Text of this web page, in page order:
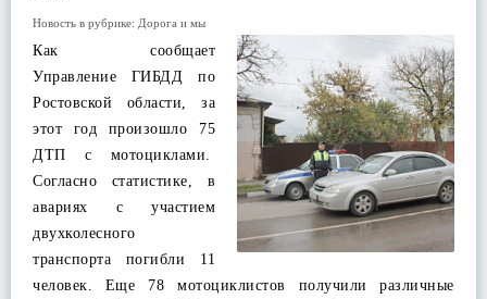
Новость в рубрике: Дорога и мы
Как сообщает
Управление ГИБДД по
Ростовской области, за
этот год произошло 75
ДТП с мотоциклами.
Согласно статистике, в
авариях с участием
двухколесного
транспорта погибли 11
человек. Еще 78 мотоциклистов получили различные